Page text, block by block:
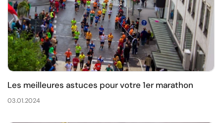
Les meilleures astuces pour votre 1er marathon
03.01.2024